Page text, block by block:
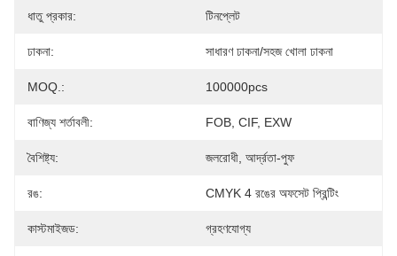
ধাতু প্রকার: টিনপ্লেট
ঢাকনা: সাধারণ ঢাকনা/সহজ খোলা ঢাকনা
MOQ.: 100000pcs
বাণিজ্য শর্তাবলী: FOB, CIF, EXW
বৈশিষ্ট্য: জলরোধী, আর্দ্রতা-পুফ
রঙ: CMYK 4 রঙের অফসেট প্রিন্টিং
কাস্টমাইজড: গ্রহণযোগ্য